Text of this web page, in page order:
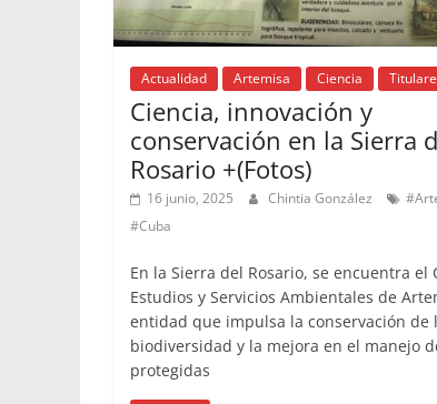
Actualidad Artemisa Ciencia
Ciencia, innovación y
conservación en la Sierra
Rosario +(Fotos)
16 junio, 2025 Chintia González
#Cuba
En la Sierra del Rosario, se encuentra el
Estudios y Servicios Ambientales de
entidad que impulsa la conservación de
biodiversidad y la mejora en el manejo
protegidas